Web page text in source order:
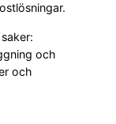
och
och